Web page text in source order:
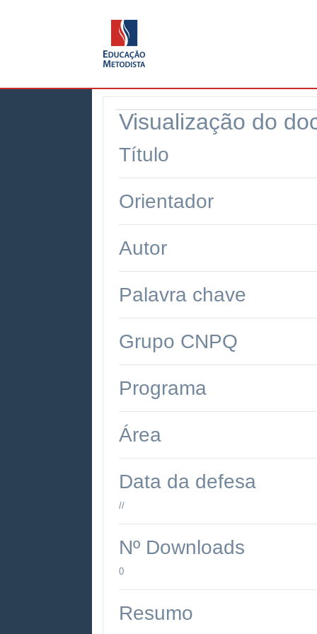
Visualização do
Título
Orientador
Autor
Palavra chave
Grupo CNPQ
Programa
Área
Data da defesa
//
Nº Downloads
0
Resumo